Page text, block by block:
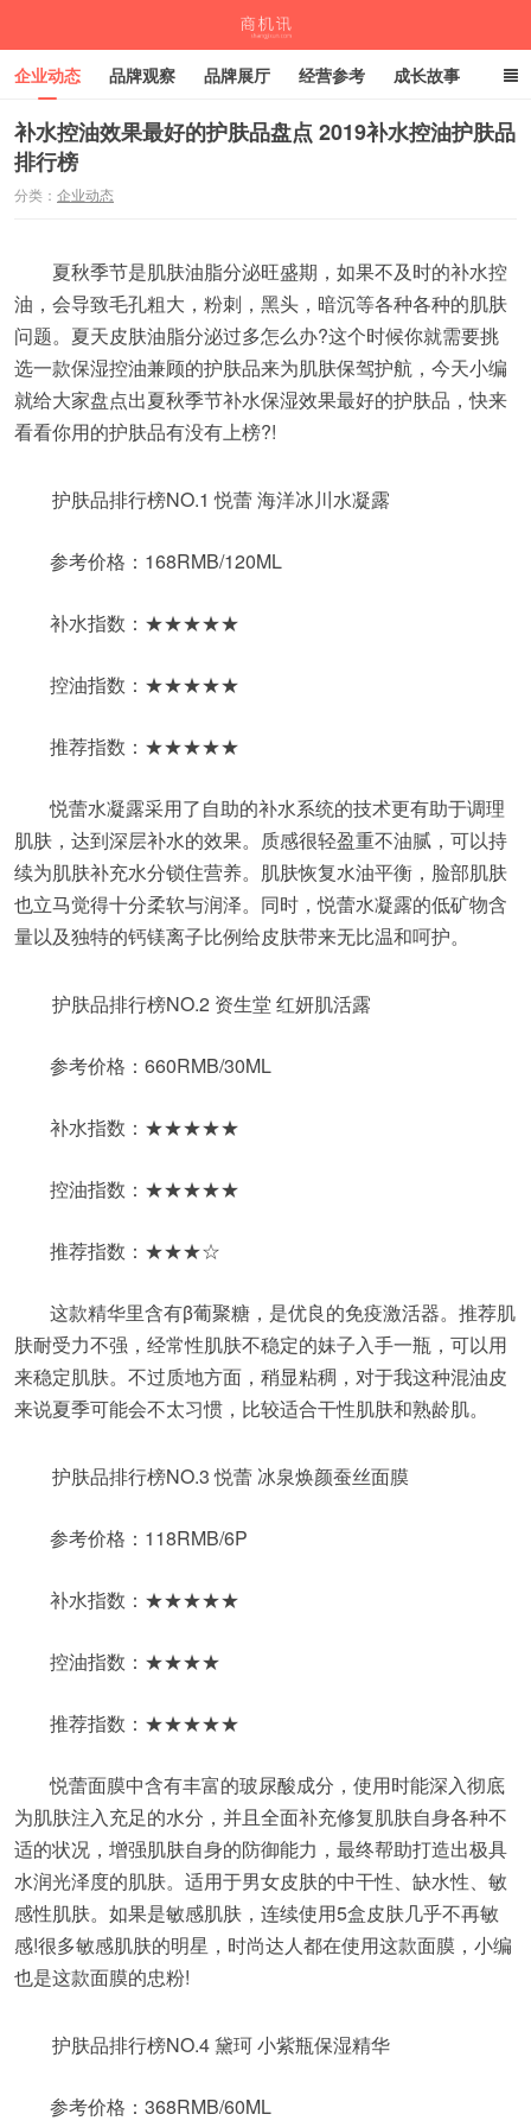
企业动态 品牌观察 品牌展厅 经营参考 成长故事
深度观察 伙伴计划
补水控油效果最好的护肤品盘点 2019补水控油护肤品
排行榜
分类： 企业动态
夏秋季节是肌肤油脂分泌旺盛期，如果不及时的补水控
油，会导致毛孔粗大，粉刺，黑头，暗沉等各种各种的肌肤
问题。夏天皮肤油脂分泌过多怎么办?这个时候你就需要挑
选一款保湿控油兼顾的护肤品来为肌肤保驾护航，今天小编
就给大家盘点出夏秋季节补水保湿效果最好的护肤品，快来
看看你用的护肤品有没有上榜?!
护肤品排行榜NO.1 悦蕾 海洋冰川水凝露
参考价格：168RMB/120ML
补水指数：★★★★★
控油指数：★★★★★
推荐指数：★★★★★
悦蕾水凝露采用了自助的补水系统的技术更有助于调理
肌肤，达到深层补水的效果。质感很轻盈重不油腻，可以持
续为肌肤补充水分锁住营养。肌肤恢复水油平衡，脸部肌肤
也立马觉得十分柔软与润泽。同时，悦蕾水凝露的低矿物含
量以及独特的钙镁离子比例给皮肤带来无比温和呵护。
护肤品排行榜NO.2 资生堂 红妍肌活露
参考价格：660RMB/30ML
补水指数：★★★★★
控油指数：★★★★★
推荐指数：★★★☆
这款精华里含有β葡聚糖，是优良的免疫激活器。推荐肌
肤耐受力不强，经常性肌肤不稳定的妹子入手一瓶，可以用
来稳定肌肤。不过质地方面，稍显粘稠，对于我这种混油皮
来说夏季可能会不太习惯，比较适合干性肌肤和熟龄肌。
护肤品排行榜NO.3 悦蕾 冰泉焕颜蚕丝面膜
参考价格：118RMB/6P
补水指数：★★★★★
控油指数：★★★★
推荐指数：★★★★★
悦蕾面膜中含有丰富的玻尿酸成分，使用时能深入彻底
为肌肤注入充足的水分，并且全面补充修复肌肤自身各种不
适的状况，增强肌肤自身的防御能力，最终帮助打造出极具
水润光泽度的肌肤。适用于男女皮肤的中干性、缺水性、敏
感性肌肤。如果是敏感肌肤，连续使用5盒皮肤几乎不再敏
感!很多敏感肌肤的明星，时尚达人都在使用这款面膜，小编
也是这款面膜的忠粉!
护肤品排行榜NO.4 黛珂 小紫瓶保湿精华
参考价格：368RMB/60ML